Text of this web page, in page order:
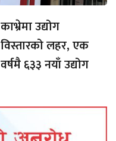
काभ्रेमा उद्योग
विस्तारको लहर, एक
वर्षमै ६३३ नयाँ उद्योग